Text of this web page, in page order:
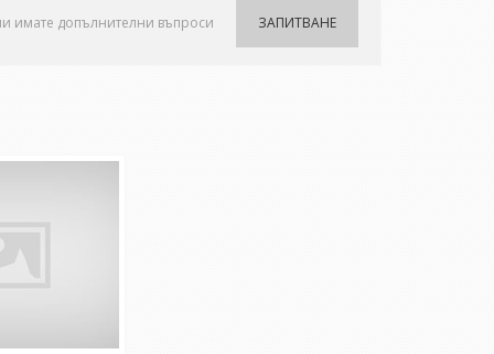
ЗАПИТВАНЕ
имате допълнителни въпроси